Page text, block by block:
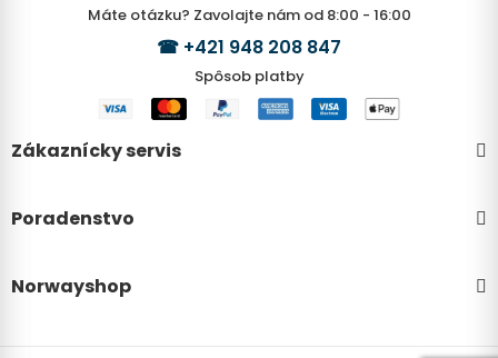
Máte otázku? Zavolajte nám od 8:00 - 16:00
☎ +421 948 208 847
Spôsob platby
Zákaznícky servis
Poradenstvo
Norwayshop